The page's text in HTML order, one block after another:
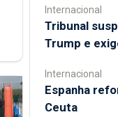
Internacional
Tribunal
Trump e
Internacional
Espanha
Ceuta